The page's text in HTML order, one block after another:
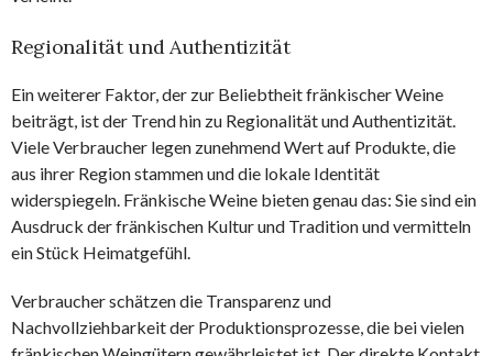
Regionalität und Authentizität
Ein weiterer Faktor, der zur Beliebtheit fränkischer Weine
beiträgt, ist der Trend hin zu Regionalität und Authentizität.
Viele Verbraucher legen zunehmend Wert auf Produkte, die
aus ihrer Region stammen und die lokale Identität
widerspiegeln. Fränkische Weine bieten genau das: Sie sind ein
Ausdruck der fränkischen Kultur und Tradition und vermitteln
ein Stück Heimatgefühl.
Verbraucher schätzen die Transparenz und
Nachvollziehbarkeit der Produktionsprozesse, die bei vielen